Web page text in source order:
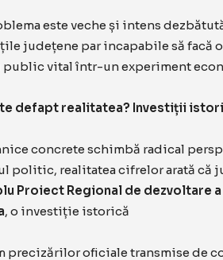
este veche și intens
județene par incapabile să facă
vital într-un experiment
defapt realitatea? Investiții
concrete schimbă radical
politic, realitatea cifrelor arată că
Proiect Regional de dezvoltare
, o investiție istorică
precizărilor oficiale transmise de